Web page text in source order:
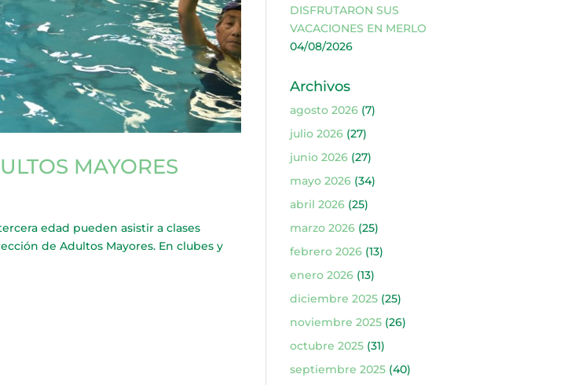
MAYORES
tercera edad pueden asistir a clases
de Adultos Mayores. En clubes y
DISFRUTARON SUS
VACACIONES EN MERLO
04/08/2026
Archivos
agosto 2026(7)
julio 2026(27)
junio 2026(27)
mayo 2026(34)
abril 2026(25)
marzo 2026(25)
febrero 2026(13)
enero 2026(13)
diciembre 2025(25)
noviembre 2025(26)
octubre 2025(31)
septiembre 2025(40)